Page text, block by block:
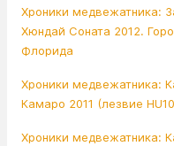
Хроники медвежатника:
Хюндай Соната 2012.
Флорида
Хроники медвежатника:
Камаро 2011 (лезвие
Хроники медвежатника: